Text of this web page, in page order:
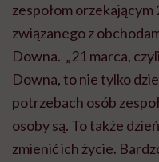
zespołom
związanego z
Downa. „21 marca,
Downa, to nie tylko
potrzebach osób
osoby są. To także
zmienić ich życie.